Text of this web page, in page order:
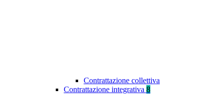
Contrattazione collettiva
Contrattazione integrativa 8